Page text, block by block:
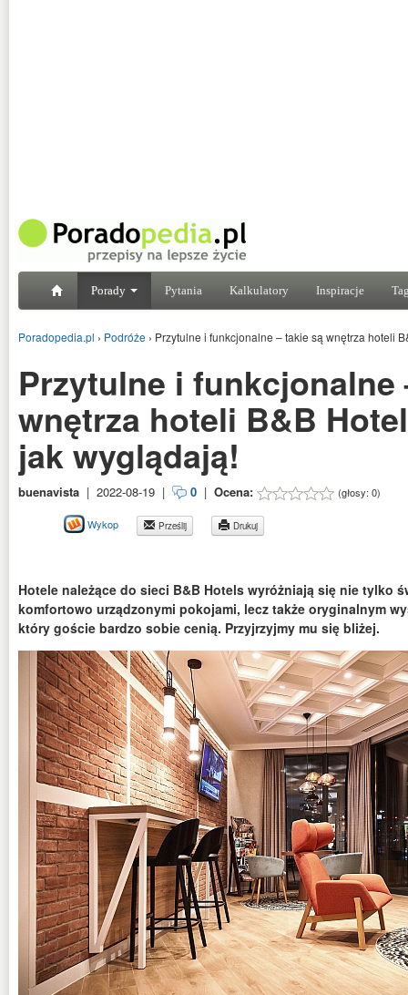
Porady Pytania Kalkulatory Inspiracje
Poradopedia.pl › Podróże › Przytulne i funkcjonalne – takie są wnętrza hoteli
Przytulne i funkcjonalne
wnętrza hoteli B&B
jak wyglądają!
buenavista | 2022-08-19 | 0 | Ocena: (głosy: 0)
Wykop Prześlij Drukuj
Hotele należące do sieci B&B Hotels wyróżniają się nie tylko
komfortowo urządzonymi pokojami, lecz także oryginalnym
który goście bardzo sobie cenią. Przyjrzyjmy mu się bliżej.